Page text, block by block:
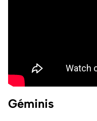
Géminis